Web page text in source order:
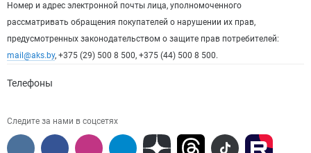
Номер и адрес электронной почты лица, уполномоченного
рассматривать обращения покупателей о нарушении их прав,
предусмотренных законодательством о защите прав потребителей:
mail@aks.by, +375 (29) 500 8 500, +375 (44) 500 8 500.
Телефоны
Следите за нами в соцсетях